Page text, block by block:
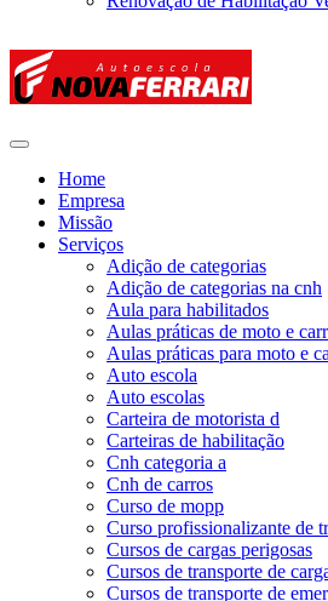
Home
Empresa
Missão
Serviços
Adição de categorias
Adição de categorias na cnh
Aula para habilitados
Aulas práticas de moto e
Aulas práticas para moto e
Auto escola
Auto escolas
Carteira de motorista d
Carteiras de habilitação
Cnh categoria a
Cnh de carros
Curso de mopp
Curso profissionalizante de
Cursos de cargas perigosas
Cursos de transporte de
Cursos de transporte de